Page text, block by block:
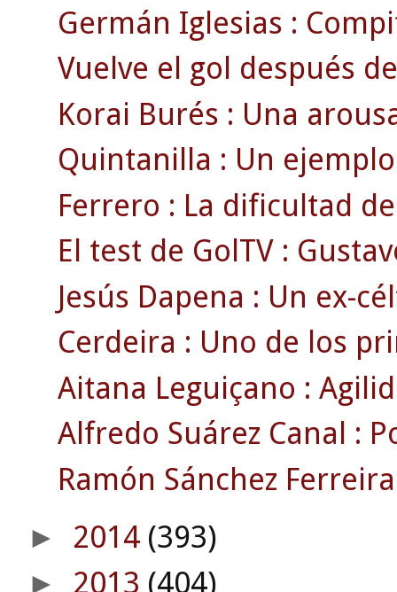
Germán Iglesias :
Vuelve el gol después
Korai Burés : Una
Quintanilla : Un
Ferrero : La dificultad
El test de GolTV :
Jesús Dapena : Un ex-
Cerdeira : Uno de los
Aitana Leguiçano :
Alfredo Suárez Canal :
Ramón Sánchez
► 2014 (393)
► 2013 (404)